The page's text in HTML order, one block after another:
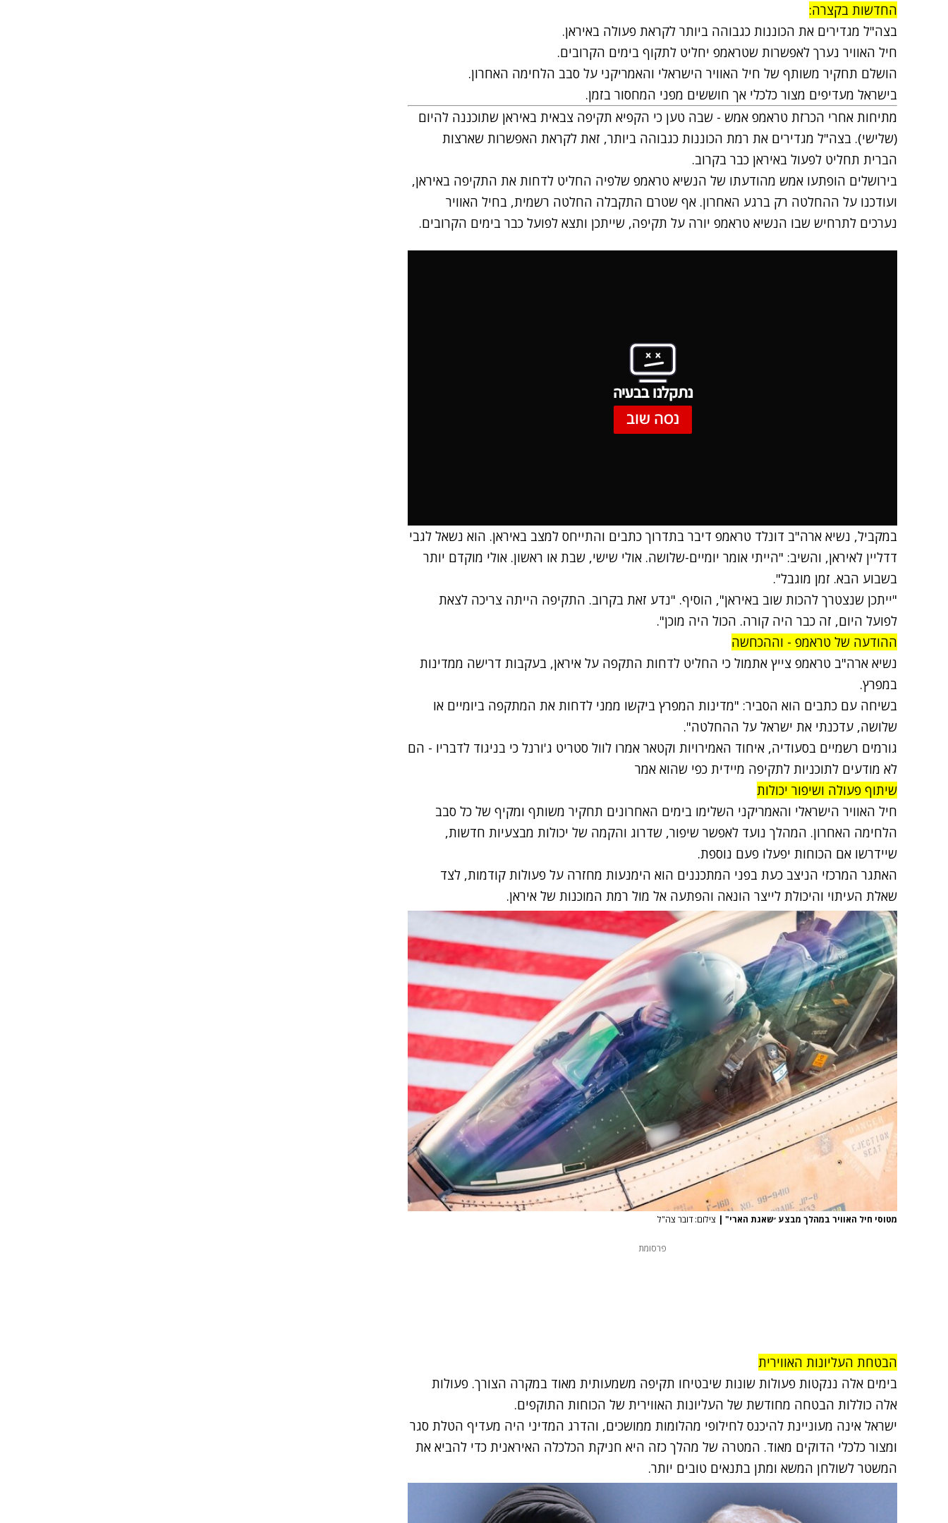
החדשות בקצרה:
בצה"ל מגדירים את הכוננות כגבוהה ביותר לקראת פעולה באיראן.
חיל האוויר נערך לאפשרות שטראמפ יחליט לתקוף בימים הקרובים.
הושלם תחקיר משותף של חיל האוויר הישראלי והאמריקני על סבב הלחימה האחרון.
בישראל מעדיפים מצור כלכלי אך חוששים מפני המחסור בזמן.
מתיחות אחרי הכרזת טראמפ אמש - שבה טען כי הקפיא תקיפה צבאית באיראן שתוכננה להיום
(שלישי). בצה"ל מגדירים את רמת הכוננות כגבוהה ביותר, זאת לקראת האפשרות שארצות
הברית תחליט לפעול באיראן כבר בקרוב.
בירושלים הופתעו אמש מהודעתו של הנשיא טראמפ שלפיה החליט לדחות את התקיפה באיראן,
ועודכנו על ההחלטה רק ברגע האחרון. אף שטרם התקבלה החלטה רשמית, בחיל האוויר
נערכים לתרחיש שבו הנשיא טראמפ יורה על תקיפה, שייתכן ותצא לפועל כבר בימים הקרובים.
נתקלנו בבעיה
נסה שוב
במקביל, נשיא ארה"ב דונלד טראמפ דיבר בתדרוך כתבים והתייחס למצב באיראן. הוא נשאל לגבי
דדליין לאיראן, והשיב: "הייתי אומר יומיים-שלושה. אולי שישי, שבת או ראשון. אולי מוקדם יותר
בשבוע הבא. זמן מוגבל".
"ייתכן שנצטרך להכות שוב באיראן", הוסיף. "נדע זאת בקרוב. התקיפה הייתה צריכה לצאת
לפועל היום, זה כבר היה קורה. הכול היה מוכן".
ההודעה של טראמפ - וההכחשה
נשיא ארה"ב טראמפ צייץ אתמול כי החליט לדחות התקפה על איראן, בעקבות דרישה ממדינות
במפרץ.
בשיחה עם כתבים הוא הסביר: "מדינות המפרץ ביקשו ממני לדחות את המתקפה ביומיים או
שלושה, עדכנתי את ישראל על ההחלטה".
גורמים רשמיים בסעודיה, איחוד האמירויות וקטאר אמרו לוול סטריט ג'ורנל כי בניגוד לדבריו - הם
לא מודעים לתוכניות לתקיפה מיידית כפי שהוא אמר
שיתוף פעולה ושיפור יכולות
חיל האוויר הישראלי והאמריקני השלימו בימים האחרונים תחקיר משותף ומקיף של כל סבב
הלחימה האחרון. המהלך נועד לאפשר שיפור, שדרוג והקמה של יכולות מבצעיות חדשות,
שיידרשו אם הכוחות יפעלו פעם נוספת.
האתגר המרכזי הניצב כעת בפני המתכננים הוא הימנעות מחזרה על פעולות קודמות, לצד
שאלת העיתוי והיכולת לייצר הונאה והפתעה אל מול רמת המוכנות של איראן.
מטוסי חיל האוויר במהלך מבצע ״שאגת הארי" | צילום: דובר צה"ל
פרסומת
הבטחת העליונות האווירית
בימים אלה ננקטות פעולות שונות שיבטיחו תקיפה משמעותית מאוד במקרה הצורך. פעולות
אלה כוללות הבטחה מחודשת של העליונות האווירית של הכוחות התוקפים.
ישראל אינה מעוניינת להיכנס לחילופי מהלומות ממושכים, והדרג המדיני היה מעדיף הטלת סגר
ומצור כלכלי הדוקים מאוד. המטרה של מהלך כזה היא חניקת הכלכלה האיראנית כדי להביא את
המשטר לשולחן המשא ומתן בתנאים טובים יותר.